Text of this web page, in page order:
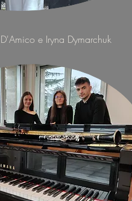
e Iryna Dymarchuk